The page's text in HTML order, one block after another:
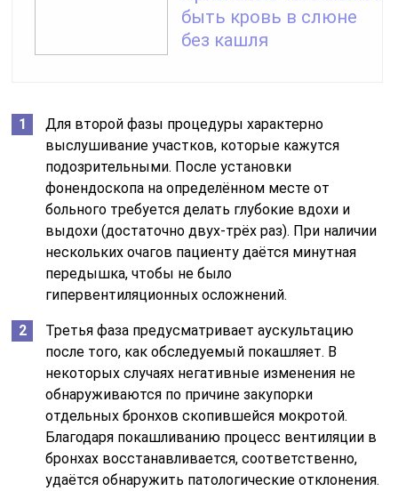
быть кровь в слюне
без кашля
Для второй фазы процедуры характерно
выслушивание участков, которые кажутся
подозрительными. После установки
фонендоскопа на определённом месте от
больного требуется делать глубокие вдохи и
выдохи (достаточно двух-трёх раз). При наличии
нескольких очагов пациенту даётся минутная
передышка, чтобы не было
гипервентиляционных осложнений.
Третья фаза предусматривает аускультацию
после того, как обследуемый покашляет. В
некоторых случаях негативные изменения не
обнаруживаются по причине закупорки
отдельных бронхов скопившейся мокротой.
Благодаря покашливанию процесс вентиляции в
бронхах восстанавливается, соответственно,
удаётся обнаружить патологические отклонения.